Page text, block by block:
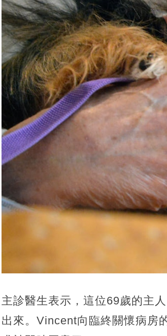
主診醫生表示，這位69歲的主
出來。Vincent向臨終關懷病房